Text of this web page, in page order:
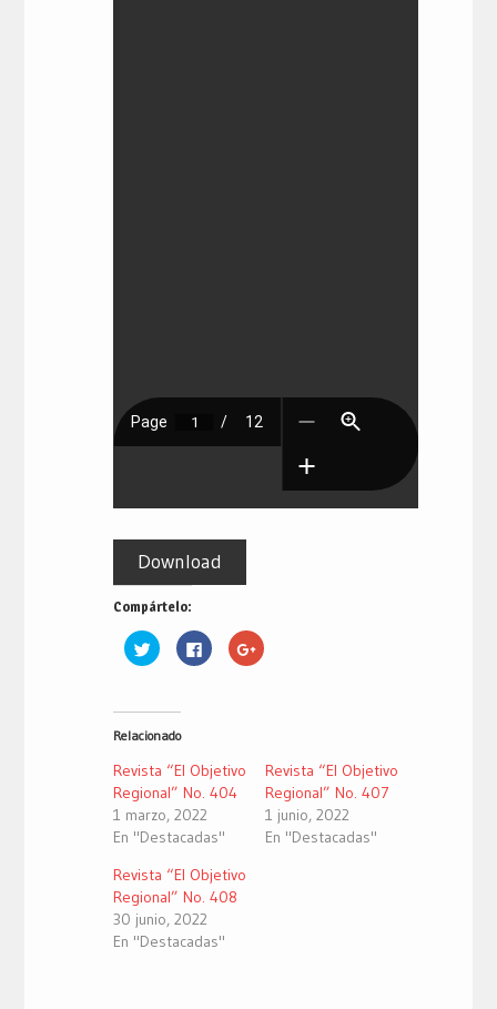
Download
Compártelo:
Haz
clic
Twitter
abre
una
ventana
nueva)
Haz
clic
una
ventana
nueva)
Haz
clic
una
ventana
nueva)
Relacionado
Revista “El Objetivo
Regional” No. 404
1 marzo, 2022
En "Destacadas"
Revista “El Objetivo
Regional” No. 407
1 junio, 2022
En "Destacadas"
Revista “El Objetivo
Regional” No. 408
30 junio, 2022
En "Destacadas"